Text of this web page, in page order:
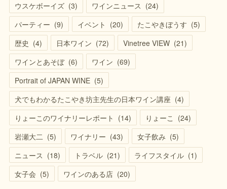
ウスケボーイズ (3) ワインニュース (24)
パーティー (9) イベント (20) たこやきぼうす (5)
歴史 (4) 日本ワイン (72) Vinetree VIEW (21)
ワインとあそぼ (6) ワイン (69)
Portrait of JAPAN WINE (5)
犬でもわかるたこやき坊主先生の日本ワイン講座 (4)
りょーこのワイナリーレポート (14) りょーこ (24)
岩瀬大二 (5) ワイナリー (43) 女子飲み (5)
ニュース (18) トラベル (21) ライフスタイル (1)
女子会 (5) ワインのある店 (20)